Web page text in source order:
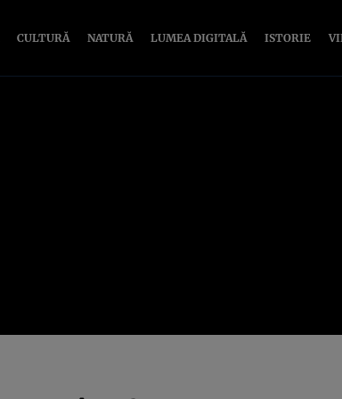
CULTURĂ NATURĂ LUMEA DIGITALĂ ISTORIE